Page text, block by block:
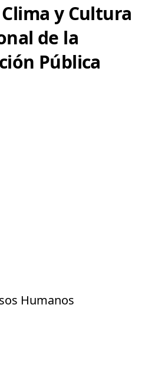
y Cultura
de la
Pública
Humanos